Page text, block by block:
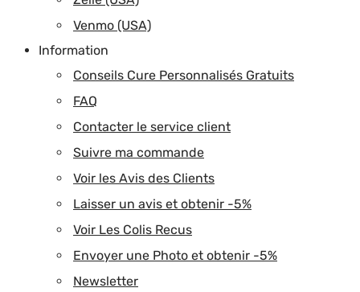
Venmo (USA)
Information
Conseils Cure Personnalisés Gratuits
FAQ
Contacter le service client
Suivre ma commande
Voir les Avis des Clients
Laisser un avis et obtenir -5%
Voir Les Colis Recus
Envoyer une Photo et obtenir -5%
Newsletter